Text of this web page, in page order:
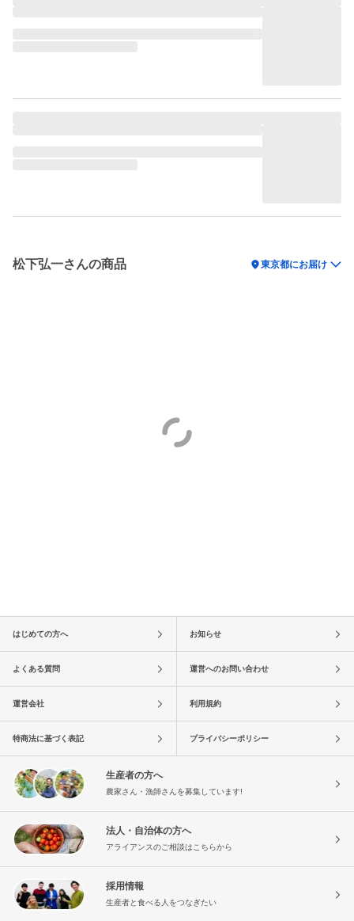
松下弘一さんの商品 location_on東京都にお届け
はじめての方へ お知らせ
よくある質問 運営へのお問い合わせ
運営会社 利用規約
特商法に基づく表記 プライバシーポリシー
生産者の方へ
農家さん・漁師さんを募集しています!
法人・自治体の方へ
アライアンスのご相談はこちらから
採用情報
生産者と食べる人をつなぎたい